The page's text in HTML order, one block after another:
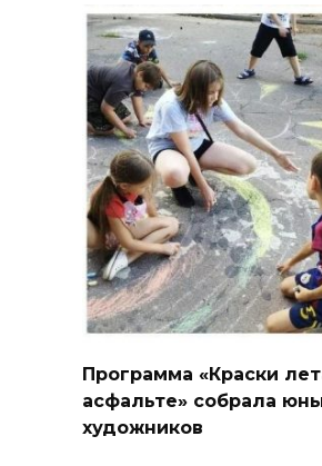
Программа «Краски
асфальте» собрала
художников